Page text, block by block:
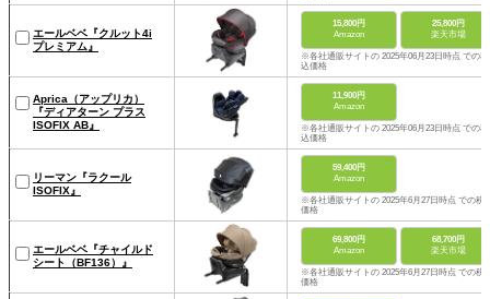
エールベベ『クルット4i
プレミアム』
15,800円
Amazon
25,800円
楽天市場
※各社通販サイトの 2025年06月23日時点 での税
込価格
Aprica（アップリカ）
『ディアターン プラス
ISOFIX AB』
11,900円
Amazon
※各社通販サイトの 2025年06月23日時点 での税
込価格
リーマン『ラクール
ISOFIX』
59,400円
Amazon
※各社通販サイトの 2025年6月27日時点 での税
価格
エールベベ『チャイルド
シート（BF136）』
69,800円
Amazon
68,700円
楽天市場
※各社通販サイトの 2025年6月27日時点 での税
価格